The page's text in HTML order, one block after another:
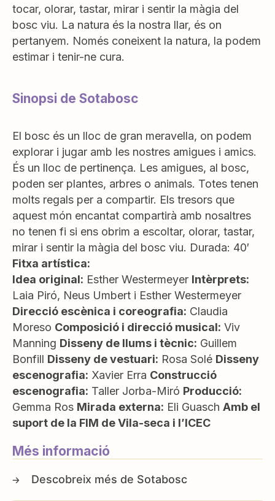
tocar, olorar, tastar, mirar i sentir la màgia del
bosc viu. La natura és la nostra llar, és on
pertanyem. Només coneixent la natura, la podem
estimar i tenir-ne cura.
Sinopsi de Sotabosc
El bosc és un lloc de gran meravella, on podem
explorar i jugar amb les nostres amigues i amics.
És un lloc de pertinença. Les amigues, al bosc,
poden ser plantes, arbres o animals. Totes tenen
molts regals per a compartir. Els tresors que
aquest món encantat compartirà amb nosaltres
no tenen fi si ens obrim a escoltar, olorar, tastar,
mirar i sentir la màgia del bosc viu. Durada: 40′
Fitxa artística:
Idea original: Esther Westermeyer Intèrprets:
Laia Piró, Neus Umbert i Esther Westermeyer
Direcció escènica i coreografia: Claudia
Moreso Composició i direcció musical: Viv
Manning Disseny de llums i tècnic: Guillem
Bonfill Disseny de vestuari: Rosa Solé Disseny
escenografia: Xavier Erra Construcció
escenografia: Taller Jorba-Miró Producció:
Gemma Ros Mirada externa: Eli Guasch Amb el
suport de la FIM de Vila-seca i l’ICEC
Més informació
Sotabosc